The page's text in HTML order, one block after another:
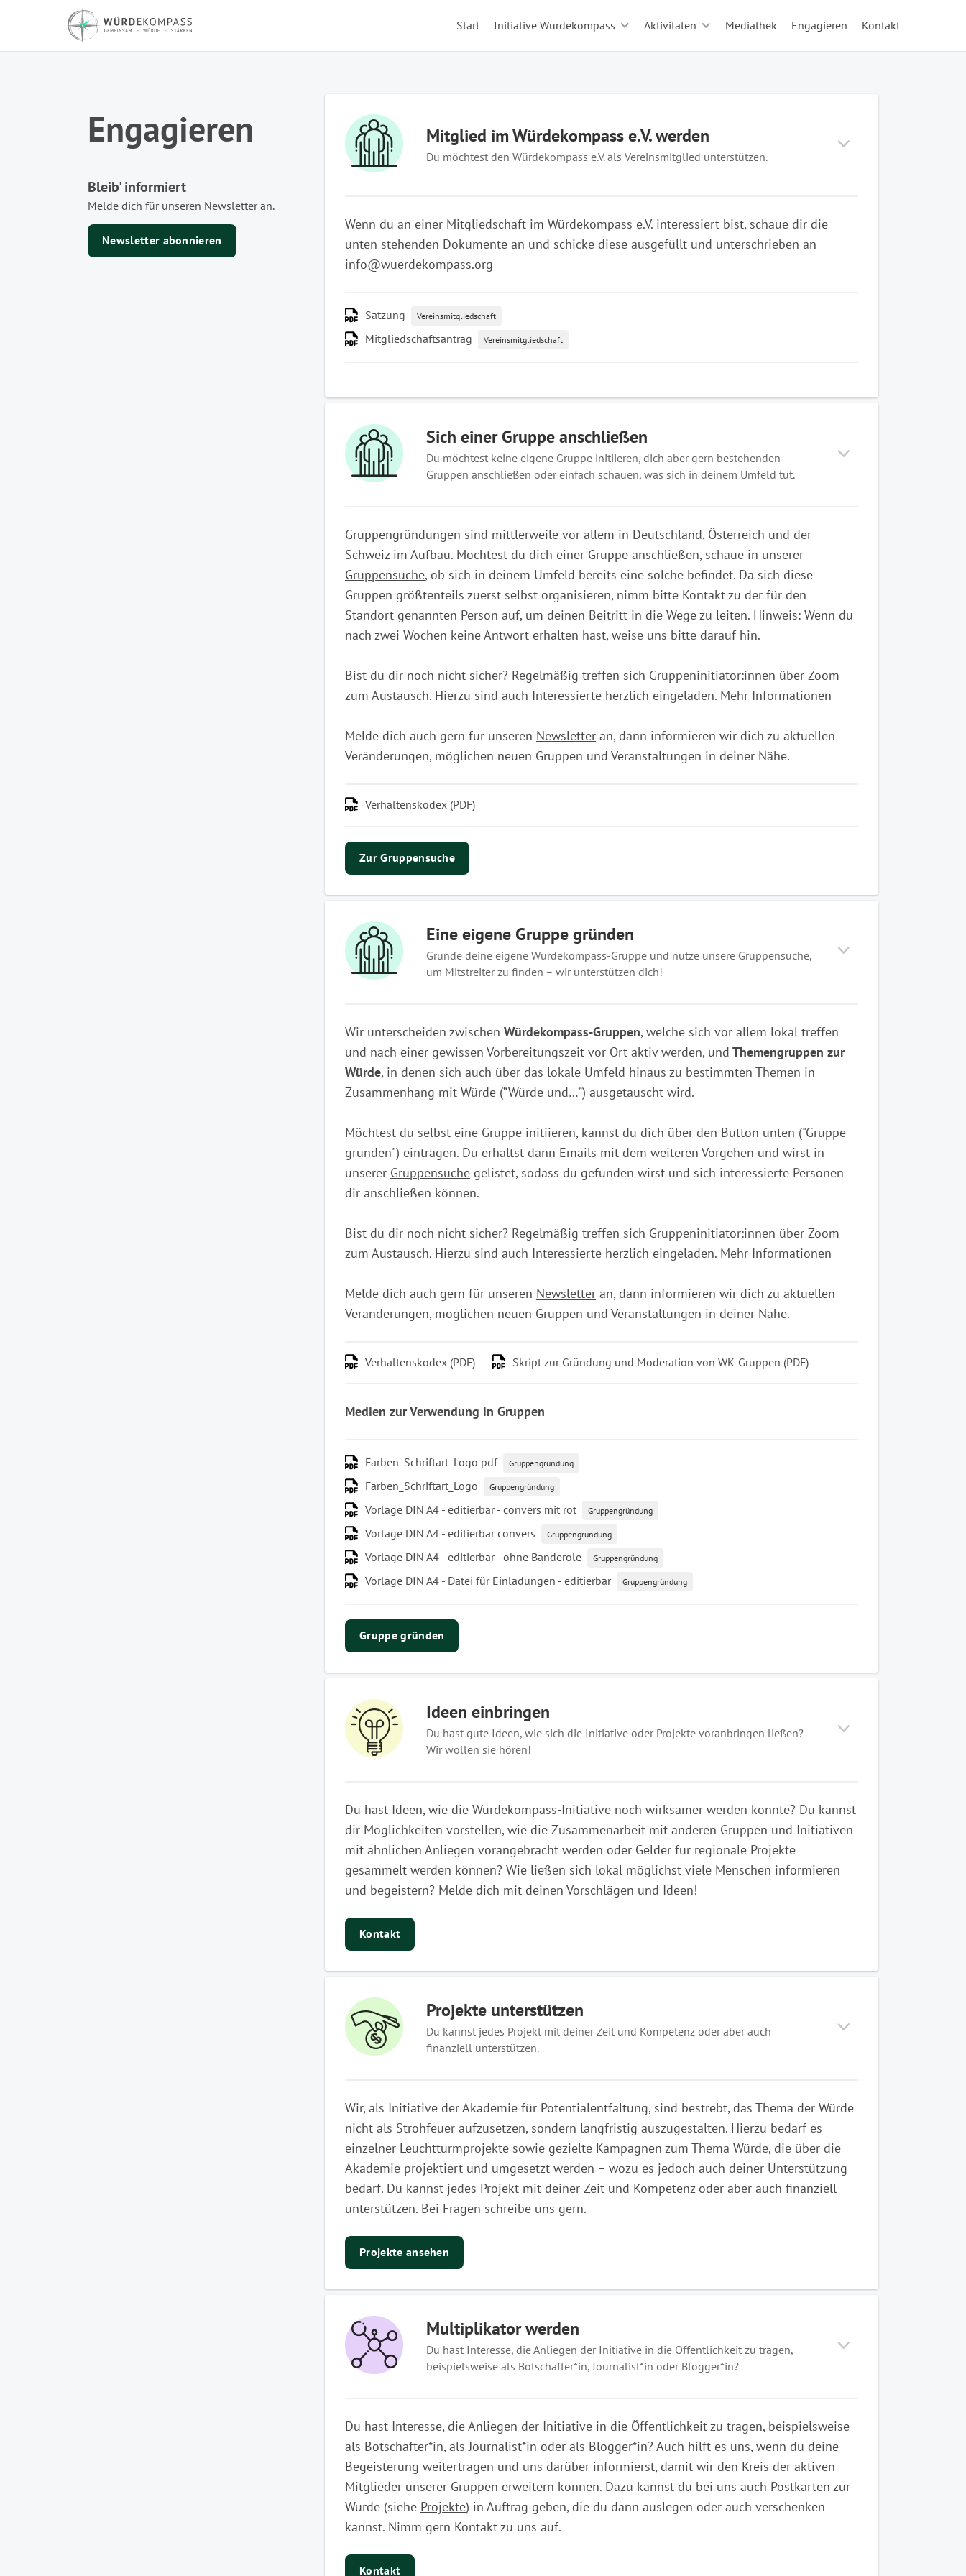
Start Initiative Würdekompass Aktivitäten Mediathek Engagieren Kontakt
Engagieren
Bleib' informiert
Melde dich für unseren Newsletter an.
Newsletter abonnieren
Mitglied im Würdekompass e.V. werden
Du möchtest den Würdekompass e.V. als Vereinsmitglied unterstützen.
Wenn du an einer Mitgliedschaft im Würdekompass e.V. interessiert bist, schaue dir die
unten stehenden Dokumente an und schicke diese ausgefüllt und unterschrieben an
info@wuerdekompass.org
Satzung Vereinsmitgliedschaft
Mitgliedschaftsantrag Vereinsmitgliedschaft
Sich einer Gruppe anschließen
Du möchtest keine eigene Gruppe initiieren, dich aber gern bestehenden
Gruppen anschließen oder einfach schauen, was sich in deinem Umfeld tut.
Gruppengründungen sind mittlerweile vor allem in Deutschland, Österreich und der
Schweiz im Aufbau. Möchtest du dich einer Gruppe anschließen, schaue in unserer
Gruppensuche, ob sich in deinem Umfeld bereits eine solche befindet. Da sich diese
Gruppen größtenteils zuerst selbst organisieren, nimm bitte Kontakt zu der für den
Standort genannten Person auf, um deinen Beitritt in die Wege zu leiten. Hinweis: Wenn du
nach zwei Wochen keine Antwort erhalten hast, weise uns bitte darauf hin.
Bist du dir noch nicht sicher? Regelmäßig treffen sich Gruppeninitiator:innen über Zoom
zum Austausch. Hierzu sind auch Interessierte herzlich eingeladen. Mehr Informationen
Melde dich auch gern für unseren Newsletter an, dann informieren wir dich zu aktuellen
Veränderungen, möglichen neuen Gruppen und Veranstaltungen in deiner Nähe.
Verhaltenskodex (PDF)
Zur Gruppensuche
Eine eigene Gruppe gründen
Gründe deine eigene Würdekompass-Gruppe und nutze unsere Gruppensuche,
um Mitstreiter zu finden – wir unterstützen dich!
Wir unterscheiden zwischen Würdekompass-Gruppen, welche sich vor allem lokal treffen
und nach einer gewissen Vorbereitungszeit vor Ort aktiv werden, und Themengruppen zur
Würde, in denen sich auch über das lokale Umfeld hinaus zu bestimmten Themen in
Zusammenhang mit Würde (“Würde und…”) ausgetauscht wird.
Möchtest du selbst eine Gruppe initiieren, kannst du dich über den Button unten ("Gruppe
gründen") eintragen. Du erhältst dann Emails mit dem weiteren Vorgehen und wirst in
unserer Gruppensuche gelistet, sodass du gefunden wirst und sich interessierte Personen
dir anschließen können.
Bist du dir noch nicht sicher? Regelmäßig treffen sich Gruppeninitiator:innen über Zoom
zum Austausch. Hierzu sind auch Interessierte herzlich eingeladen. Mehr Informationen
Melde dich auch gern für unseren Newsletter an, dann informieren wir dich zu aktuellen
Veränderungen, möglichen neuen Gruppen und Veranstaltungen in deiner Nähe.
Verhaltenskodex (PDF) Skript zur Gründung und Moderation von WK-Gruppen (PDF)
Medien zur Verwendung in Gruppen
Farben_Schriftart_Logo pdf Gruppengründung
Farben_Schriftart_Logo Gruppengründung
Vorlage DIN A4 - editierbar - convers mit rot Gruppengründung
Vorlage DIN A4 - editierbar convers Gruppengründung
Vorlage DIN A4 - editierbar - ohne Banderole Gruppengründung
Vorlage DIN A4 - Datei für Einladungen - editierbar Gruppengründung
Gruppe gründen
Ideen einbringen
Du hast gute Ideen, wie sich die Initiative oder Projekte voranbringen ließen?
Wir wollen sie hören!
Du hast Ideen, wie die Würdekompass-Initiative noch wirksamer werden könnte? Du kannst
dir Möglichkeiten vorstellen, wie die Zusammenarbeit mit anderen Gruppen und Initiativen
mit ähnlichen Anliegen vorangebracht werden oder Gelder für regionale Projekte
gesammelt werden können? Wie ließen sich lokal möglichst viele Menschen informieren
und begeistern? Melde dich mit deinen Vorschlägen und Ideen!
Kontakt
Projekte unterstützen
Du kannst jedes Projekt mit deiner Zeit und Kompetenz oder aber auch
finanziell unterstützen.
Wir, als Initiative der Akademie für Potentialentfaltung, sind bestrebt, das Thema der Würde
nicht als Strohfeuer aufzusetzen, sondern langfristig auszugestalten. Hierzu bedarf es
einzelner Leuchtturmprojekte sowie gezielte Kampagnen zum Thema Würde, die über die
Akademie projektiert und umgesetzt werden – wozu es jedoch auch deiner Unterstützung
bedarf. Du kannst jedes Projekt mit deiner Zeit und Kompetenz oder aber auch finanziell
unterstützen. Bei Fragen schreibe uns gern.
Projekte ansehen
Multiplikator werden
Du hast Interesse, die Anliegen der Initiative in die Öffentlichkeit zu tragen,
beispielsweise als Botschafter*in, Journalist*in oder Blogger*in?
Du hast Interesse, die Anliegen der Initiative in die Öffentlichkeit zu tragen, beispielsweise
als Botschafter*in, als Journalist*in oder als Blogger*in? Auch hilft es uns, wenn du deine
Begeisterung weitertragen und uns darüber informierst, damit wir den Kreis der aktiven
Mitglieder unserer Gruppen erweitern können. Dazu kannst du bei uns auch Postkarten zur
Würde (siehe Projekte) in Auftrag geben, die du dann auslegen oder auch verschenken
kannst. Nimm gern Kontakt zu uns auf.
Kontakt